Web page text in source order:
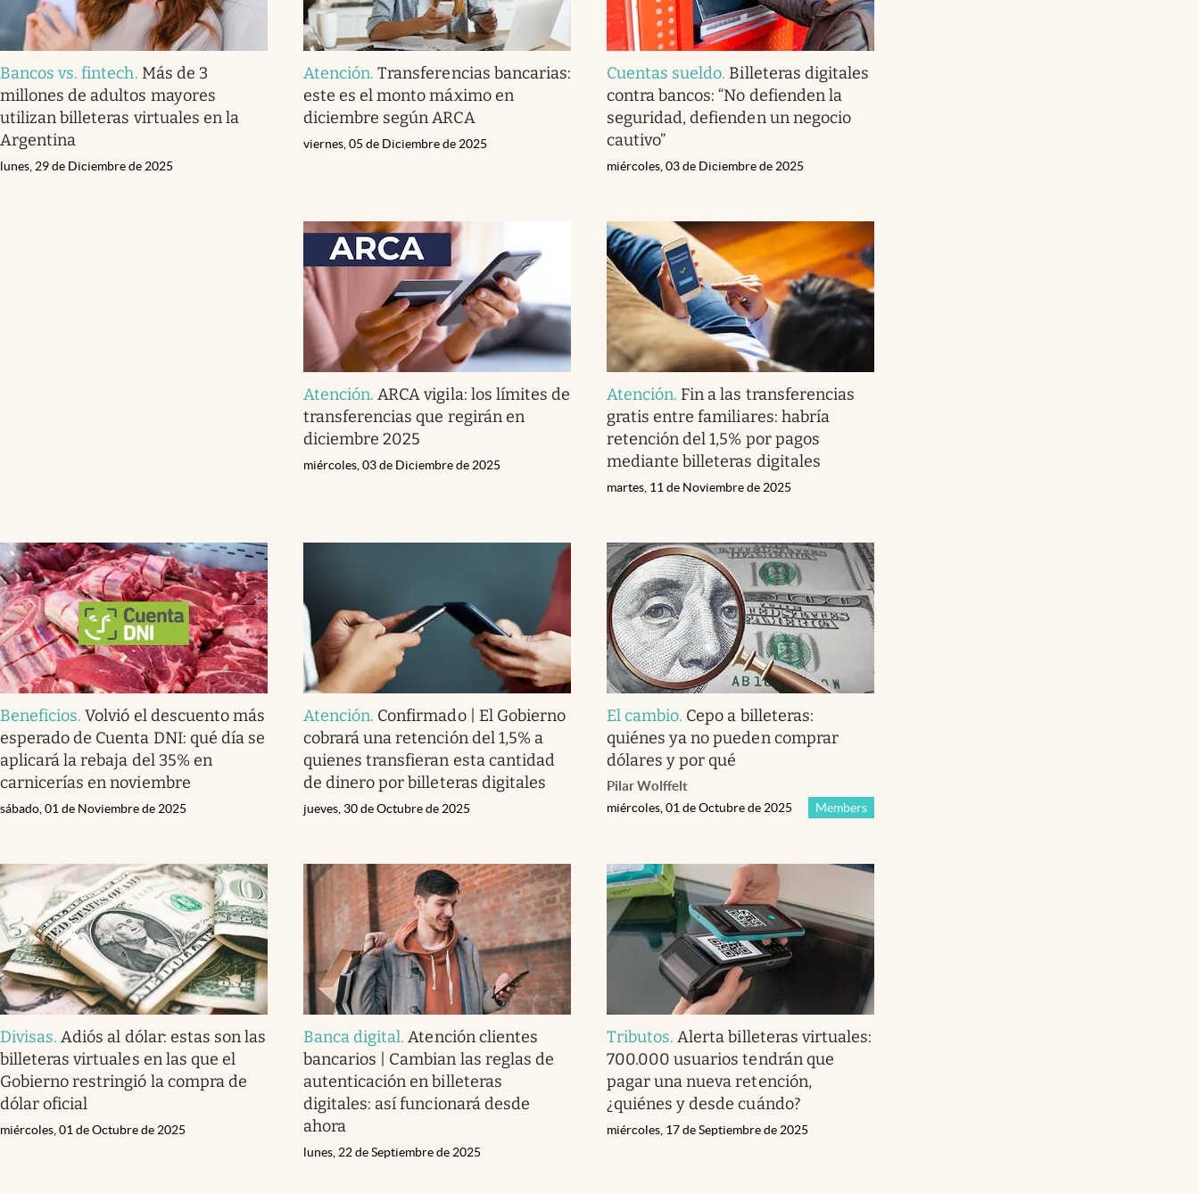
Bancos vs. fintech. Más de 3
millones de adultos mayores
utilizan billeteras virtuales en la
Argentina
lunes, 29 de Diciembre de 2025
Atención.Transferencias bancarias:
este es el monto máximo en
diciembre según ARCA
viernes, 05 de Diciembre de 2025
Cuentas sueldo. Billeteras digitales
contra bancos: “No defienden la
seguridad, defienden un negocio
cautivo”
miércoles, 03 de Diciembre de 2025
Atención.ARCA vigila: los límites de
transferencias que regirán en
diciembre 2025
miércoles, 03 de Diciembre de 2025
Atención. Fin a las transferencias
gratis entre familiares: habría
retención del 1,5% por pagos
mediante billeteras digitales
martes, 11 de Noviembre de 2025
Beneficios.Volvió el descuento más
esperado de Cuenta DNI: qué día se
aplicará la rebaja del 35% en
carnicerías en noviembre
sábado, 01 de Noviembre de 2025
Atención. Confirmado | El Gobierno
cobrará una retención del 1,5% a
quienes transfieran esta cantidad
de dinero por billeteras digitales
jueves, 30 de Octubre de 2025
El cambio. Cepo a billeteras:
quiénes ya no pueden comprar
dólares y por qué
Pilar Wolffelt
Members
miércoles, 01 de Octubre de 2025
Divisas.Adiós al dólar: estas son las
billeteras virtuales en las que el
Gobierno restringió la compra de
dólar oficial
miércoles, 01 de Octubre de 2025
Banca digital.Atención clientes
bancarios | Cambian las reglas de
autenticación en billeteras
digitales: así funcionará desde
ahora
lunes, 22 de Septiembre de 2025
Tributos.Alerta billeteras virtuales:
700.000 usuarios tendrán que
pagar una nueva retención,
¿quiénes y desde cuándo?
miércoles, 17 de Septiembre de 2025